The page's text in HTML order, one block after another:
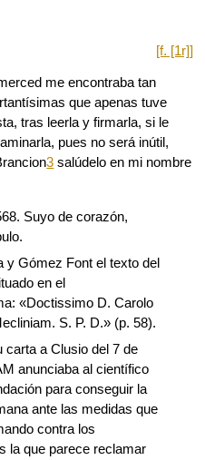
[f. [1r]]
me encontraba tan
que apenas tuve
tras leerla y firmarla, si le
pues no será inútil,
3 salúdelo en mi nombre
Suyo de corazón,
y Gómez Font el texto del
en el
«Doctissimo D. Carolo
S. P. D.» (p. 58).
carta a Clusio del 7 de
anunciaba al científico
para conseguir la
ante las medidas que
contra los
la que parece reclamar